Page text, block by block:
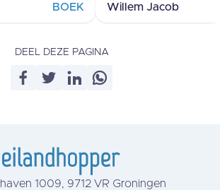
BOEK
Willem Jacob
DEEL DEZE PAGINA
1009, 9712 VR Groningen